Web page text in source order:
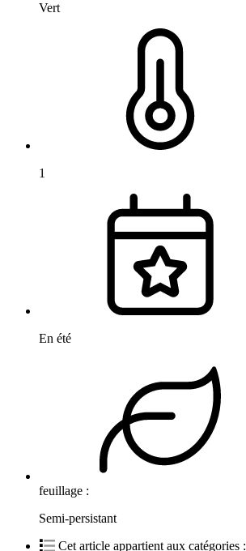
Vert
1
En été
feuillage :
Semi-persistant
Cet article appartient aux catégories :